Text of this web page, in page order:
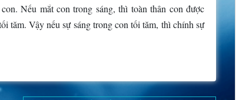
Nếu mắt con trong sáng, thì toàn thân con được
tăm. Vậy nếu sự sáng trong con tối tăm, thì chính sự